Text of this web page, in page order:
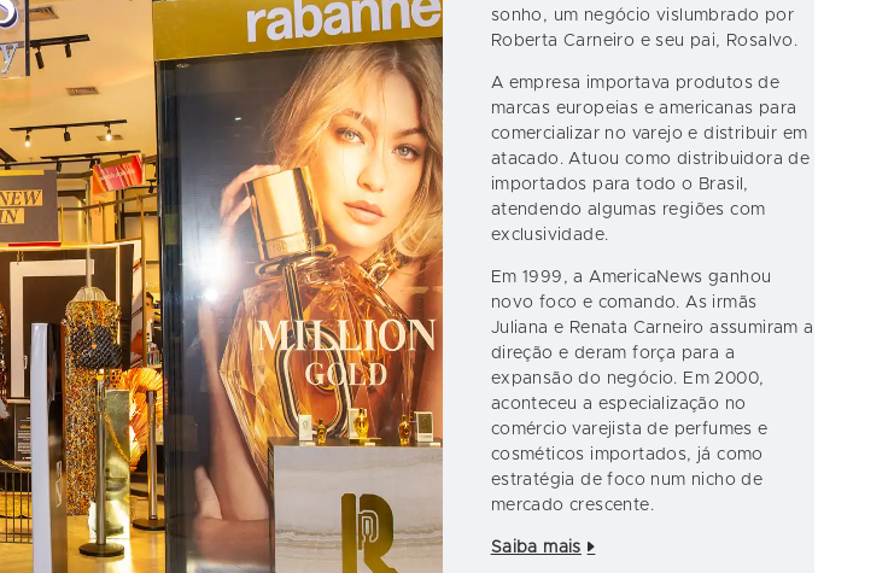
sonho, um negócio vislumbrado por
Roberta Carneiro e seu pai, Rosalvo.
A empresa importava produtos de
marcas europeias e americanas para
comercializar no varejo e distribuir em
atacado. Atuou como distribuidora de
importados para todo o Brasil,
atendendo algumas regiões com
exclusividade.
Em 1999, a AmericaNews ganhou
novo foco e comando. As irmãs
Juliana e Renata Carneiro assumiram a
direção e deram força para a
expansão do negócio. Em 2000,
aconteceu a especialização no
comércio varejista de perfumes e
cosméticos importados, já como
estratégia de foco num nicho de
mercado crescente.
Saiba mais